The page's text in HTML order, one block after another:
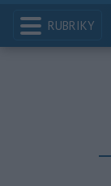
RUBRIKY